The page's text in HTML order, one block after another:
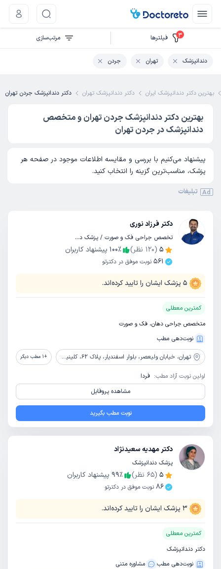
بهترین دکتر دندانپزشک ایران دکتر دندانپزشک تهران دکتر دندانپزشک جردن تهران
بهترین دکتر دندانپزشک جردن تهران و متخصص
دندانپزشک در جردن تهران
پیشنهاد می‌کنیم با بررسی و مقایسه اطلاعات موجود در صفحه هر
پزشک، مناسب‌ترین گزینه را انتخاب کنید.
دکتر فرزاد نوری
تخصص جراحی فک و صورت / پزشک دندانپزشک
5
(
120 نظر) 100٪
پیشنهاد کاربران
561 نوبت موفق در دکترتو
5 پزشک ایشان را تایید کرده‌اند.
کمترین معطلی
متخصص جراحی دهان، فک و صورت
نوبت‌دهی مطب
تهران، خیابان ولیعصر، بلوار اسفندیار، پلاک 62، کلینیک دندانپزشکی رایا دنتال +
1 مطب دیگر
اولین نوبت آزاد مطب: فردا
مشاهده پروفایل
نوبت مطب بگیرید
دکتر مهدیه سعیدنژاد
پزشک دندانپزشک
5
(
65 نظر) 99٪
پیشنهاد کاربران
86 نوبت موفق در دکترتو
3 پزشک ایشان را تایید کرده‌اند.
کمترین معطلی
دکتر دندانپزشک
نوبت‌دهی مطب
مشاوره‌ متنی
Ad تبلیغات
3 فیلتر‌ها مرتب‌سازی
دندانپزشک تهران جردن